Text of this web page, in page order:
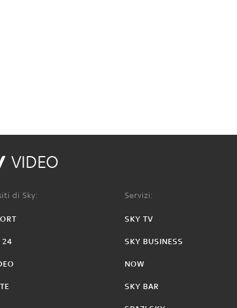
VIDEO
di Sky:
24
Servizi:
SKY TV
SKY BUSINESS
NOW
SKY BAR